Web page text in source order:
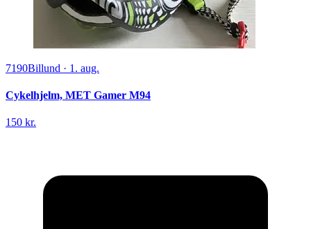
7190Billund · 1. aug.
Cykelhjelm, MET Gamer M94
150 kr.